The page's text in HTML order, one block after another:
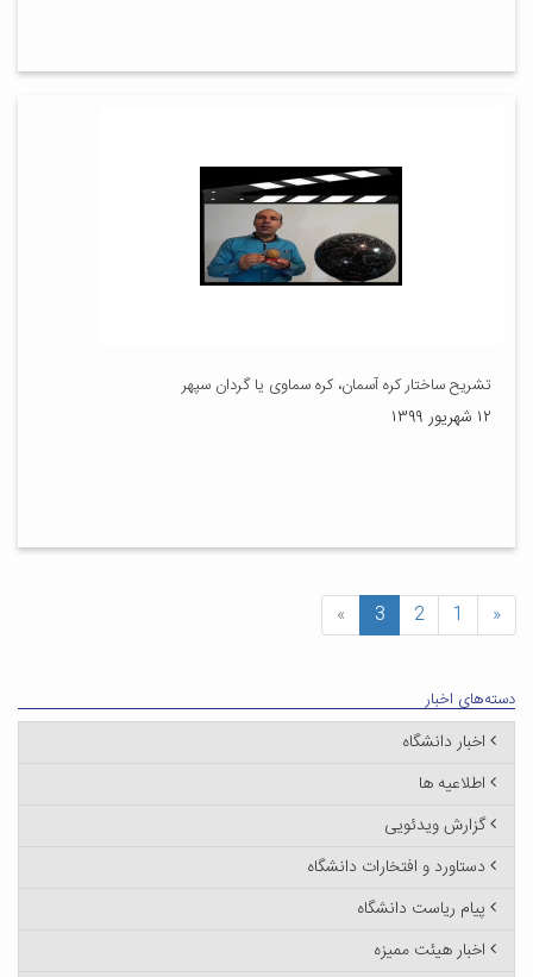
تشریح ساختار کره آسمان، کره سماوی یا گردان سپهر
۱۲ شهریور ۱۳۹۹
«
1
2
3
»
دسته‌های اخبار
اخبار دانشگاه
اطلاعیه ها
گزارش ویدئویی
دستاورد و افتخارات دانشگاه
پیام ریاست دانشگاه
اخبار هیئت ممیزه